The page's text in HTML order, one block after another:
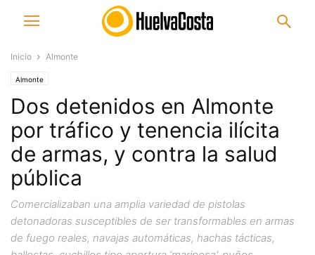
Inicio Almonte
Almonte
Dos detenidos en Almonte
por tráfico y tenencia ilícita
de armas, y contra la salud
pública
Comercializaban una amplia variedad de pistolas
detonadoras susceptibles de ser transformables en armas
de fuego reales, navajas automáticas, hachas tácticas,